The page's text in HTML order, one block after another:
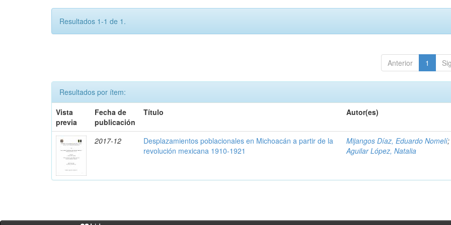
Resultados 1-1 de 1.
Anterior 1
Resultados por ítem:
Vista
previa
Fecha de
publicación
Título Autor(es)
2017-12
Desplazamientos poblacionales en Michoacán a partir de la
revolución mexicana 1910-1921
Mijangos Díaz, Eduardo Nomelí;
Aguilar López, Natalia